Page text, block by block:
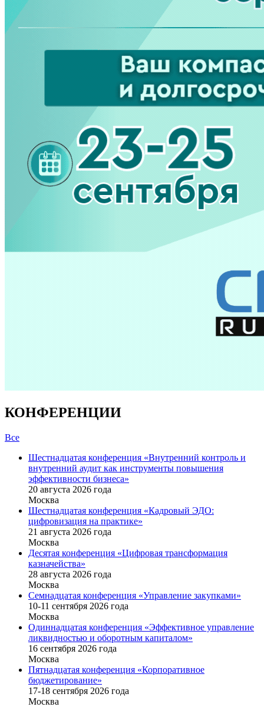
КОНФЕРЕНЦИИ
Все
Шестнадцатая конференция «Внутренний контроль и
внутренний аудит как инструменты повышения
эффективности бизнеса»
20 августа 2026 года
Москва
Шестнадцатая конференция «Кадровый ЭДО:
цифровизация на практике»
21 августа 2026 года
Москва
Десятая конференция «Цифровая трансформация
казначейства»
28 августа 2026 года
Москва
Семнадцатая конференция «Управление закупками»
10-11 сентября 2026 года
Москва
Одиннадцатая конференция «Эффективное управление
ликвидностью и оборотным капиталом»
16 cентября 2026 года
Москва
Пятнадцатая конференция «Корпоративное
бюджетирование»
17-18 сентября 2026 года
Москва